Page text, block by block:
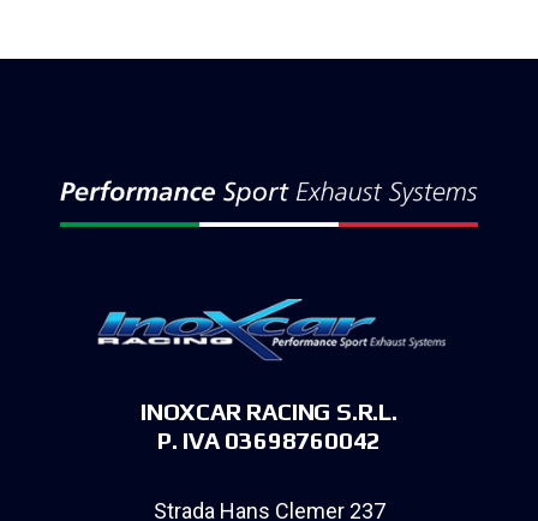
INOXCAR RACING S.R.L.
P. IVA 03698760042
Strada Hans Clemer 237